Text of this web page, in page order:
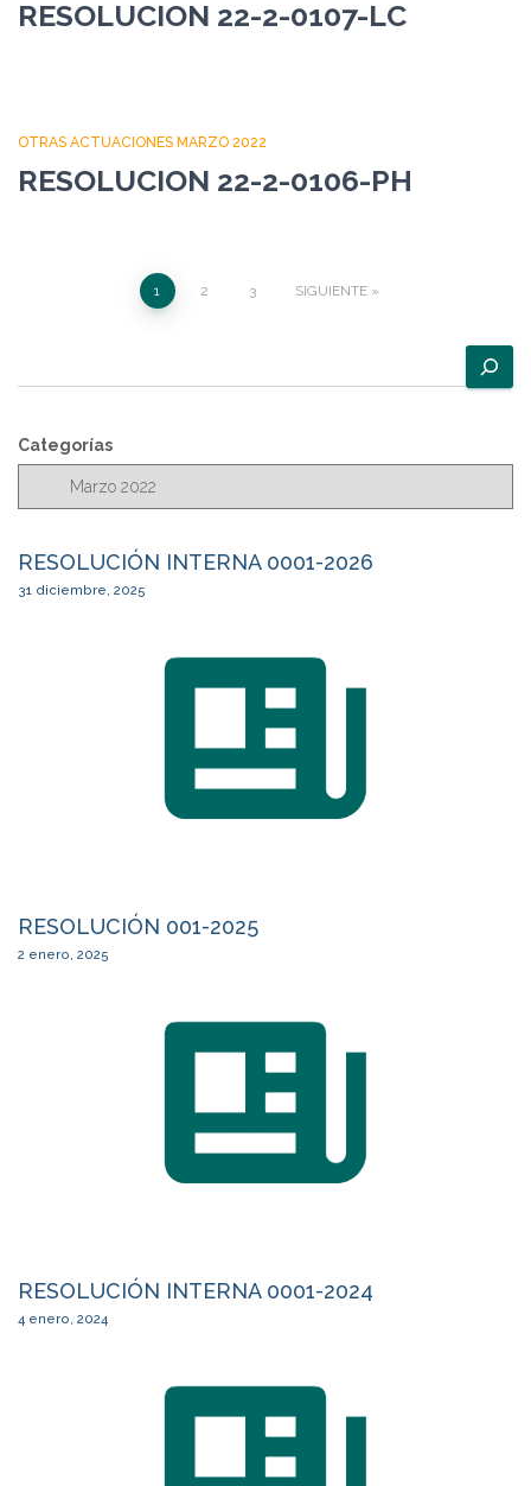
RESOLUCION 22-2-0107-LC
OTRAS ACTUACIONES MARZO 2022
RESOLUCION 22-2-0106-PH
Paginación
1 2 3 SIGUIENTE
u
c
a
Categorías
RESOLUCIÓN INTERNA 0001-2026
31 diciembre, 2025
RESOLUCIÓN 001-2025
2 enero, 2025
RESOLUCIÓN INTERNA 0001-2024
4 enero, 2024